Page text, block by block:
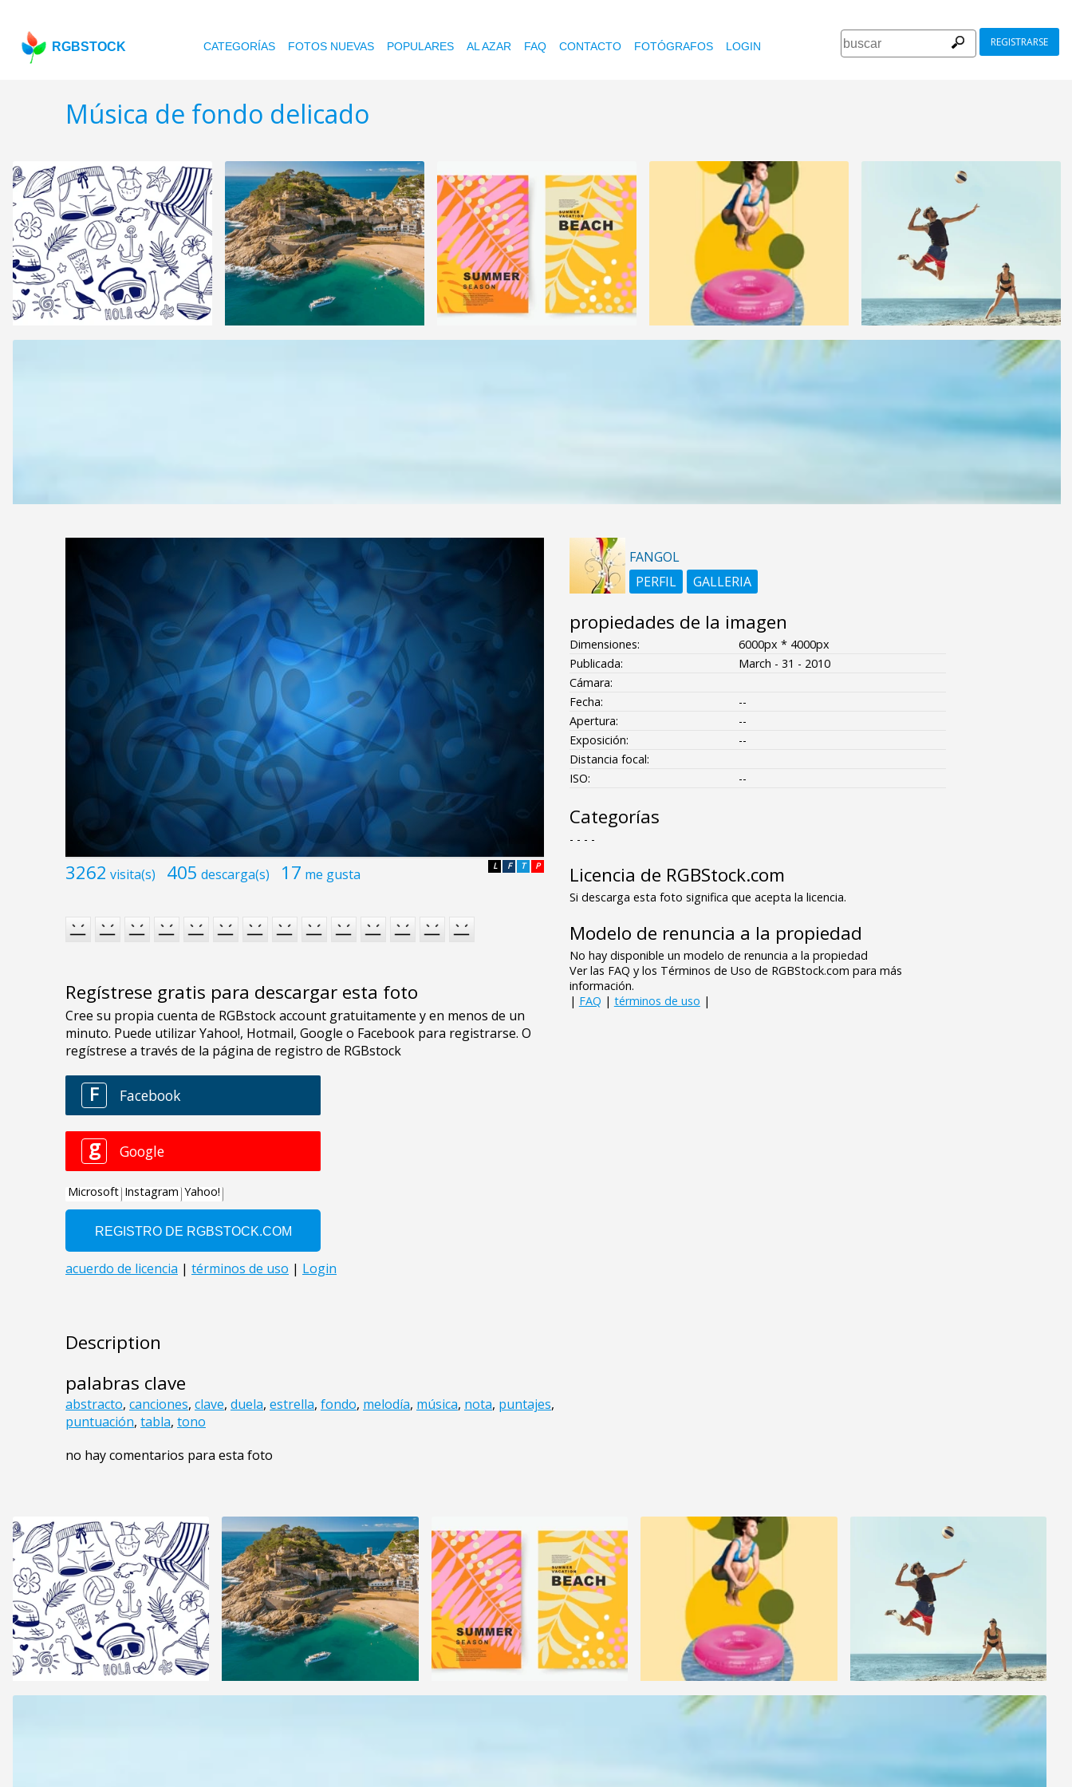
RGBSTOCK CATEGORÍAS FOTOS NUEVAS POPULARES AL AZAR FAQ CONTACTO FOTÓGRAFOS LOGIN REGISTRARSE
Música de fondo delicado
3262 visita(s) 405 descarga(s) 17 me gusta P
T
F
L
Regístrese gratis para descargar esta foto
Description
palabras clave
abstracto, canciones, clave, duela, estrella, fondo, melodía, música, nota, puntajes,
puntuación, tabla, tono
no hay comentarios para esta foto
FANGOL
PERFIL
GALLERIA
propiedades de la imagen
Dimensiones:
6000px * 4000px
Publicada:
March - 31 - 2010
Cámara:
Fecha:
--
Apertura:
--
Exposición:
--
Distancia focal:
ISO:
--
Categorías
- - - -
Licencia de RGBStock.com
Si descarga esta foto significa que acepta la licencia.
Modelo de renuncia a la propiedad
No hay disponible un modelo de renuncia a la propiedad
Ver las FAQ y los Términos de Uso de RGBStock.com para más
información.
| FAQ | términos de uso |